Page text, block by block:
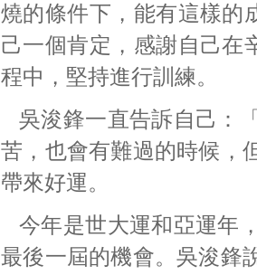
燒的條件下，能有這樣的
己一個肯定，感謝自己在
程中，堅持進行訓練。
吳浚鋒一直告訴自己：
苦，也會有難過的時候，
帶來好運。
今年是世大運和亞運年
最後一屆的機會。吳浚鋒